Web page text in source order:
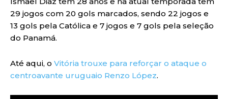
29 jogos com 20 gols marcados, sendo 22 jogos e
13 gols pela Católica e 7 jogos e 7 gols pela seleção
do Panamá.
Até aqui, o Vitória trouxe para reforçar o ataque o
centroavante uruguaio Renzo López.